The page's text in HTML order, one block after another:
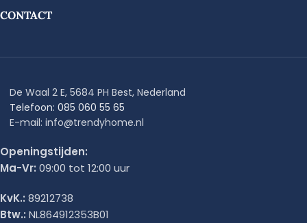
CONTACT
De Waal 2 E, 5684 PH Best, Nederland
Telefoon: 085 060 55 65
E-mail: info@trendyhome.nl
Openingstijden:
Ma-Vr: 09:00 tot 12:00 uur
KvK.: 89212738
Btw.: NL864912353B01